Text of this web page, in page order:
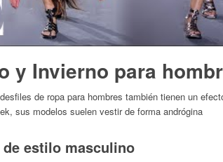
y Invierno para
de ropa para hombres también tienen un
sus modelos suelen vestir de forma andrógina
estilo masculino